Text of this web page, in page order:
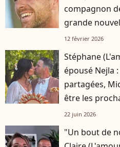
compagnon
grande
12 février 2026
Stéphane
épousé Nejla
partagées,
être les
22 juin 2026
"Un bout de